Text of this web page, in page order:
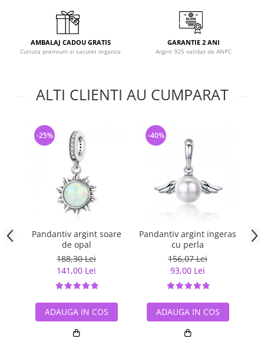
AMBALAJ CADOU GRATIS
Cutiuta premium si saculet organza
GARANTIE 2 ANI
Argint 925 validat de ANPC
ALTI CLIENTI AU CUMPARAT
Pandantiv argint soare
de opal
188,30 Lei
141,00 Lei
-25%
ADAUGA IN COS
Pandantiv argint ingeras
cu perla
156,07 Lei
93,00 Lei
-40%
ADAUGA IN COS